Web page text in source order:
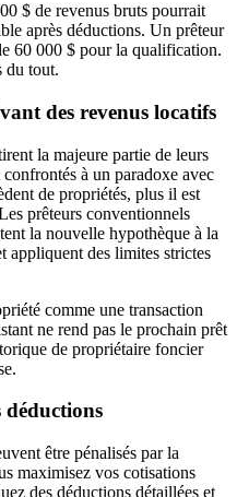
$ de revenus bruts pourrait
après déductions. Un prêteur
60 000 $ pour la qualification.
du tout.
des revenus locatifs
la majeure partie de leurs
à un paradoxe avec
de propriétés, plus il est
prêteurs conventionnels
la nouvelle hypothèque à la
appliquent des limites strictes
comme une transaction
ne rend pas le prochain prêt
de propriétaire foncier
déductions
être pénalisés par la
maximisez vos cotisations
des déductions détaillées et